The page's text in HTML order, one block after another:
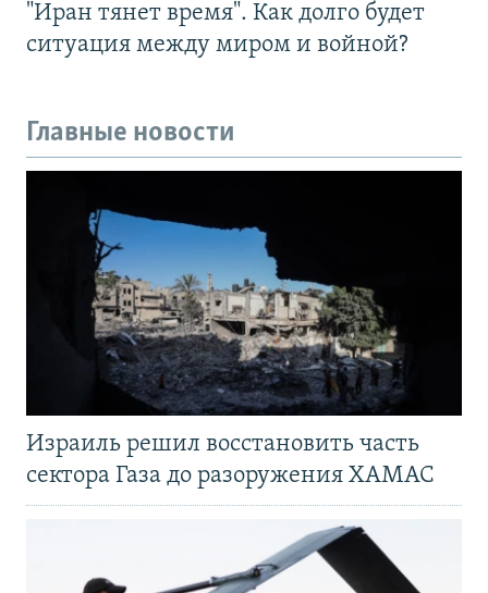
"Иран тянет время". Как долго будет
ситуация между миром и войной?
Главные новости
Израиль решил восстановить часть
сектора Газа до разоружения ХАМАС